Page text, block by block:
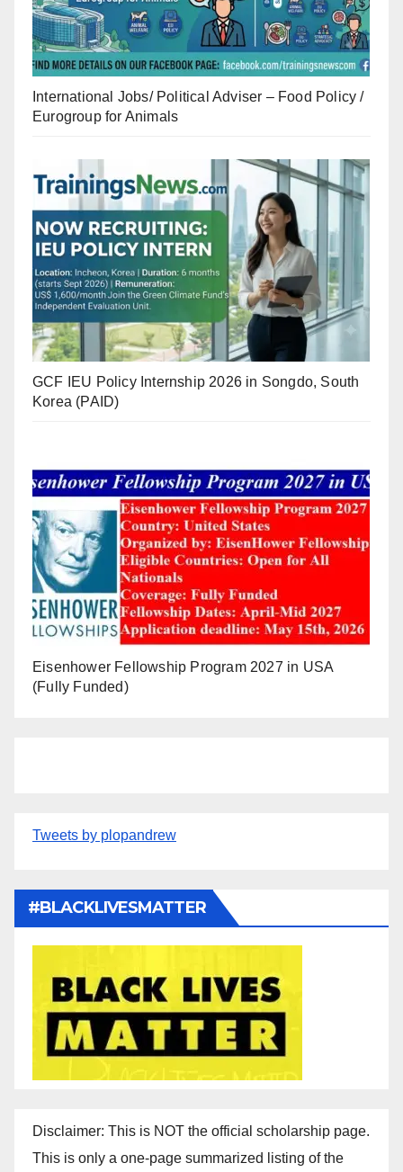
International Jobs/ Political Adviser – Food Policy /
Eurogroup for Animals
GCF IEU Policy Internship 2026 in Songdo, South
Korea (PAID)
Eisenhower Fellowship Program 2027 in USA
(Fully Funded)
Tweets by plopandrew
#BLACKLIVESMATTER
Disclaimer: This is NOT the official scholarship page.
This is only a one-page summarized listing of the